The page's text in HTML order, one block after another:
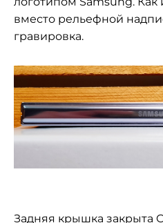
вместо рельефной
гравировка.
Задняя крышка закрыта